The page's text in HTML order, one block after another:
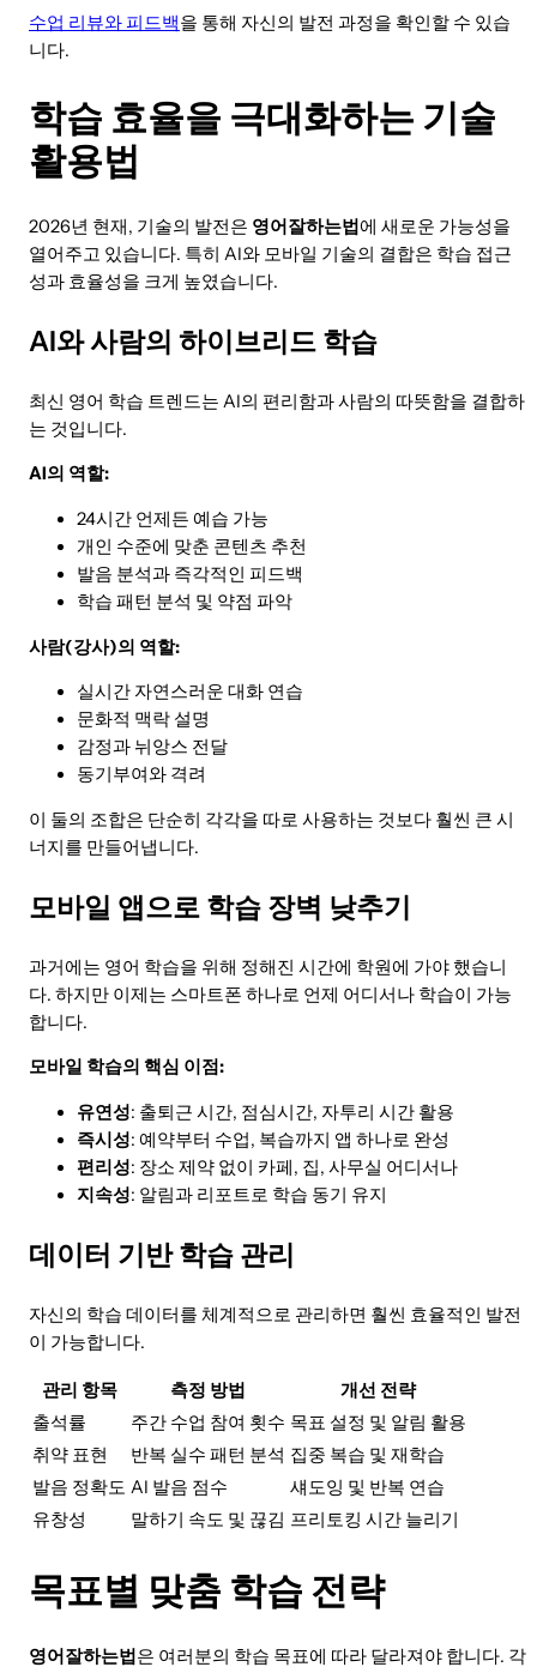
수업 리뷰와 피드백을 통해 자신의 발전 과정을 확인할 수 있습
니다.
학습 효율을 극대화하는 기술
활용법
2026년 현재, 기술의 발전은 영어잘하는법에 새로운 가능성을
열어주고 있습니다. 특히 AI와 모바일 기술의 결합은 학습 접근
성과 효율성을 크게 높였습니다.
AI와 사람의 하이브리드 학습
최신 영어 학습 트렌드는 AI의 편리함과 사람의 따뜻함을 결합하
는 것입니다.
AI의 역할:
24시간 언제든 예습 가능
개인 수준에 맞춘 콘텐츠 추천
발음 분석과 즉각적인 피드백
학습 패턴 분석 및 약점 파악
사람(강사)의 역할:
실시간 자연스러운 대화 연습
문화적 맥락 설명
감정과 뉘앙스 전달
동기부여와 격려
이 둘의 조합은 단순히 각각을 따로 사용하는 것보다 훨씬 큰 시
너지를 만들어냅니다.
모바일 앱으로 학습 장벽 낮추기
과거에는 영어 학습을 위해 정해진 시간에 학원에 가야 했습니
다. 하지만 이제는 스마트폰 하나로 언제 어디서나 학습이 가능
합니다.
모바일 학습의 핵심 이점:
유연성: 출퇴근 시간, 점심시간, 자투리 시간 활용
즉시성: 예약부터 수업, 복습까지 앱 하나로 완성
편리성: 장소 제약 없이 카페, 집, 사무실 어디서나
지속성: 알림과 리포트로 학습 동기 유지
데이터 기반 학습 관리
자신의 학습 데이터를 체계적으로 관리하면 훨씬 효율적인 발전
이 가능합니다.
관리 항목 측정 방법
개선 전략
출석률
주간 수업 참여 횟수 목표 설정 및 알림 활용
취약 표현
반복 실수 패턴 분석 집중 복습 및 재학습
발음 정확도 AI 발음 점수
섀도잉 및 반복 연습
유창성
말하기 속도 및 끊김 프리토킹 시간 늘리기
목표별 맞춤 학습 전략
영어잘하는법 은 여러분의 학습 목표에 따라 달라져야 합니다. 각